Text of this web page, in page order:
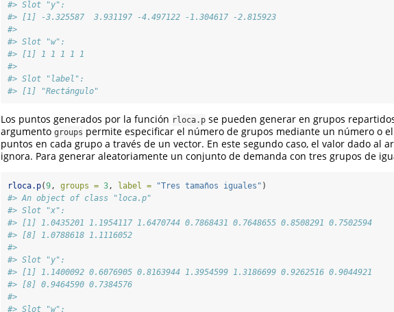
#> Slot "y":
#> [1] -3.325587  3.931197 -4.497122 -1.304617 -2.815923
#>
#> Slot "w":
#> [1] 1 1 1 1 1
#>
#> Slot "label":
#> [1] "Rectángulo"
Los puntos generados por la función rloca.p se pueden generar en grupos
argumento groups permite especificar el número de grupos mediante un número o
puntos en cada grupo a través de un vector. En este segundo caso, el valor dado al
ignora. Para generar aleatoriamente un conjunto de demanda con tres grupos de
rloca.p(9 , groups = 3 , label = "Tres tamaños iguales" )
#> An object of class "loca.p"
#> Slot "x":
#> [1] 1.0435201 1.1954117 1.6470744 0.7868431 0.7648655 0.8508291 0.7502594
#> [8] 1.0788618 1.1116052
#>
#> Slot "y":
#> [1] 1.1400092 0.6076905 0.8163944 1.3954599 1.3186699 0.9262516 0.9044921
#> [8] 0.9464590 0.7384576
#>
#> Slot "w":